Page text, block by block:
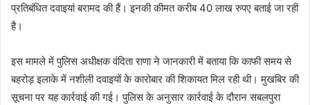
प्रतिबंधित दवाइयां बरामद की हैं। इनकी कीमत करीब 40 लाख रुपए बताई जा रही
है।
इस मामले में पुलिस अधीक्षक वंदिता राणा ने जानकारी में बताया कि काफी समय से
बहरोड़ इलाके में नशीली दवाइयों के कारोबार की शिकायत मिल रही थी। मुखबिर की
सूचना पर यह कार्रवाई की गई। पुलिस के अनुसार कार्रवाई के दौरान सबलपुरा